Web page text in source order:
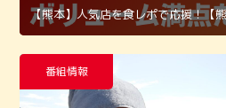
【熊本】人気店を食レポで応援！【
番組情報